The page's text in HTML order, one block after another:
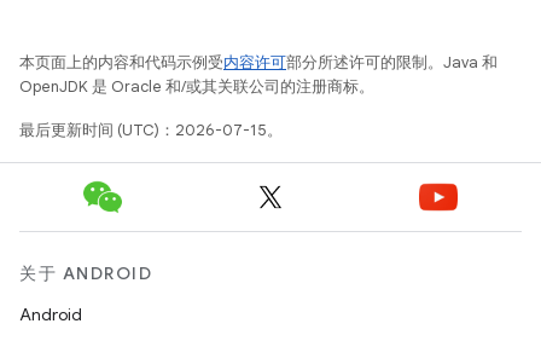
本页面上的内容和代码示例受内容许可部分所述许可的限制。Java 和
OpenJDK 是 Oracle 和/或其关联公司的注册商标。
最后更新时间 (UTC)：2026-07-15。
关于 ANDROID
Android